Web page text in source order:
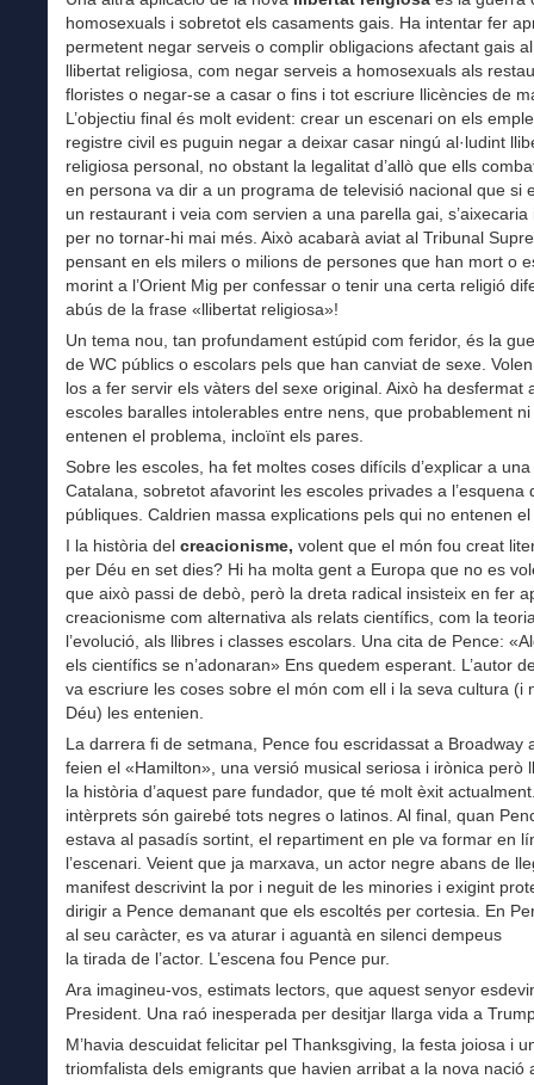
homosexuals i sobretot els casaments gais. Ha intentar fer
permetent negar serveis o complir obligacions afectant gais
llibertat religiosa, com negar serveis a homosexuals als
floristes o negar-se a casar o fins i tot escriure llicències de
L’objectiu final és molt evident: crear un escenari on els
registre civil es puguin negar a deixar casar ningú al·ludint
religiosa personal, no obstant la legalitat d’allò que ells
en persona va dir a un programa de televisió nacional que si
un restaurant i veia com servien a una parella gai, s’aixecaria
per no tornar-hi mai més. Això acabarà aviat al Tribunal
pensant en els milers o milions de persones que han mort o
morint a l’Orient Mig per confessar o tenir una certa religió
abús de la frase «llibertat religiosa»!
Un tema nou, tan profundament estúpid com feridor, és la
de WC públics o escolars pels que han canviat de sexe.
los a fer servir els vàters del sexe original. Això ha desfermat
escoles baralles intolerables entre nens, que probablement
entenen el problema, incloïnt els pares.
Sobre les escoles, ha fet moltes coses difícils d’explicar a
Catalana, sobretot afavorint les escoles privades a l’esquena
públiques. Caldrien massa explications pels qui no entenen
I la història del creacionisme, volent que el món fou creat
per Déu en set dies? Hi ha molta gent a Europa que no es
que això passi de debò, però la dreta radical insisteix en fer
creacionisme com alternativa als relats científics, com la
l’evolució, als llibres i classes escolars. Una cita de Pence:
els científics se n’adonaran» Ens quedem esperant. L’autor
va escriure les coses sobre el món com ell i la seva cultura (i
Déu) les entenien.
La darrera fi de setmana, Pence fou escridassat a Broadway
feien el «Hamilton», una versió musical seriosa i irònica però
la història d’aquest pare fundador, que té molt èxit
intèrprets són gairebé tots negres o latinos. Al final, quan
estava al pasadís sortint, el repartiment en ple va formar en
l’escenari. Veient que ja marxava, un actor negre abans de
manifest descrivint la por i neguit de les minories i exigint
dirigir a Pence demanant que els escoltés per cortesia. En
al seu caràcter, es va aturar i aguantà en silenci dempeus
la tirada de l’actor. L’escena fou Pence pur.
Ara imagineu-vos, estimats lectors, que aquest senyor
President. Una raó inesperada per desitjar llarga vida a
M’havia descuidat felicitar pel Thanksgiving, la festa joiosa i
triomfalista dels emigrants que havien arribat a la nova nació